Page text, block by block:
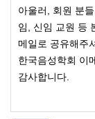
아울러, 회원 분
임, 신임 교원 등
메일로 공유해주
한국음성학회 이
감사합니다.